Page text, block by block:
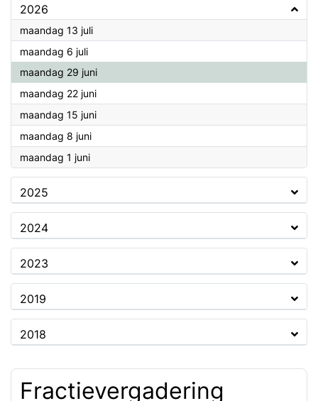
2026
maandag 13 juli2026
maandag 6 juli2026
maandag 29 juni2026
maandag 22 juni2026
maandag 15 juni2026
maandag 8 juni2026
maandag 1 juni2026
2025
2024
2023
2019
2018
Fractievergadering